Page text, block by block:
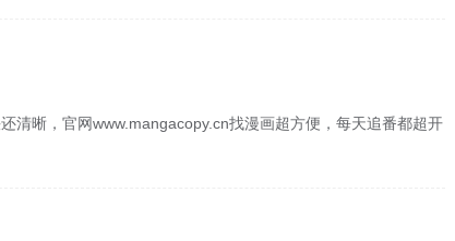
清晰，官网www.mangacopy.cn找漫画超方便，每天追番都超开